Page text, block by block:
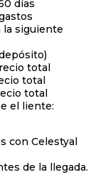
días
la siguiente
total
total
total
el liente:
con Celestyal
de la llegada.